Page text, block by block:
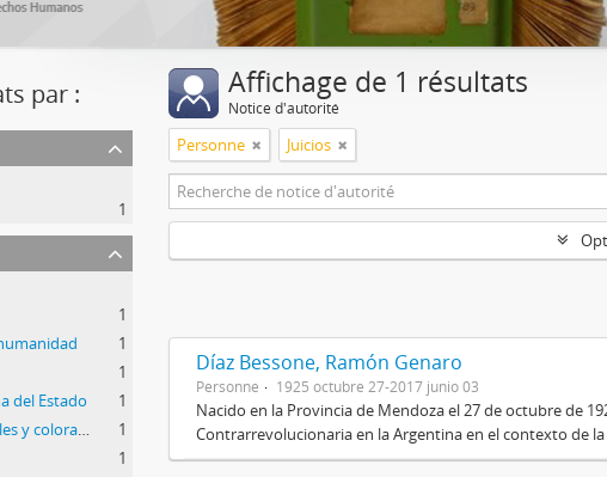
par :
1
1
1
1
del Estado
1
1
1
Affichage de 1 résultats
Notice d'autorité
Personne Juicios
Díaz Bessone, Ramón Genaro
Personne 1925 octubre 27-2017 junio 03
Nacido en la Provincia de Mendoza el 27 de octubre de
Contrarrevolucionaria en la Argentina en el contexto de